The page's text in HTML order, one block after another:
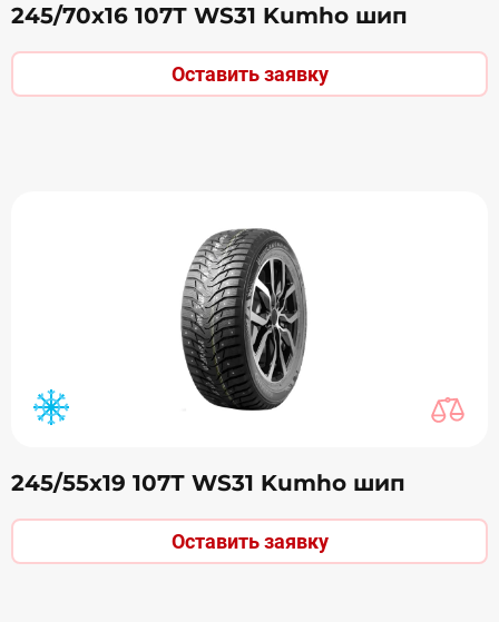
245/70х16 107Т WS31 Kumho шип
Оставить заявку
245/55х19 107Т WS31 Kumho шип
Оставить заявку